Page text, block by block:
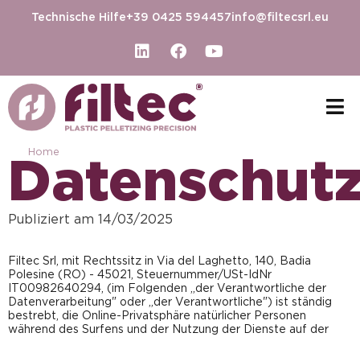
Technische Hilfe+39 0425 594457info@filtecsrl.eu
Home
Publiziert am 14/03/2025
Filtec Srl, mit Rechtssitz in Via del Laghetto, 140, Badia
Polesine (RO) - 45021, Steuernummer/USt-IdNr
IT00982640294, (im Folgenden „der Verantwortliche der
Datenverarbeitung" oder „der Verantwortliche") ist ständig
bestrebt, die Online-Privatsphäre natürlicher Personen
während des Surfens und der Nutzung der Dienste auf der